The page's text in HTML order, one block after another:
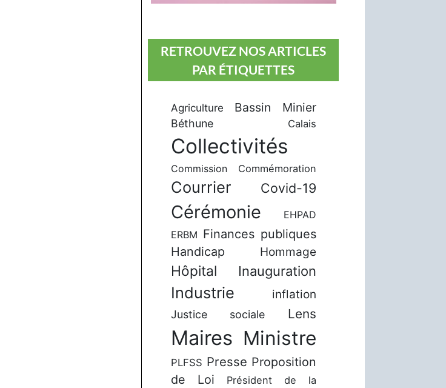
RETROUVEZ NOS ARTICLES
PAR ÉTIQUETTES
Agriculture Bassin Minier
Béthune Calais
Collectivités
Commission Commémoration
Courrier Covid-19
Cérémonie
EHPAD
ERBM Finances publiques
Handicap
Hommage
Hôpital Inauguration
Industrie inflation
Justice sociale Lens
Maires Ministre
PLFSS Presse Proposition
de Loi
Président de la